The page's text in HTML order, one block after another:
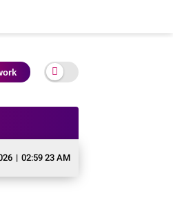
| 02:59 24 AM
Solok, Alokasi Bantuan Irigasi Naik